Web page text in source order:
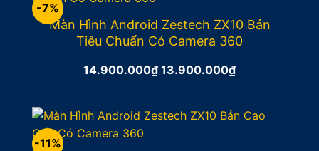
-7%
Màn Hình Android Zestech ZX10 Bản
Tiêu Chuẩn Có Camera 360
14.900.000₫ Giá
14.900.000₫.
13.900.000₫
là:
-11%